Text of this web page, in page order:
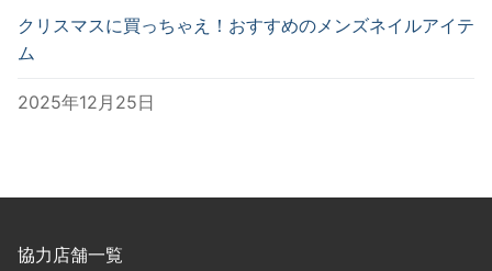
クリスマスに買っちゃえ！おすすめのメンズネイルアイテ
ム
2025年12月25日
協力店舗一覧